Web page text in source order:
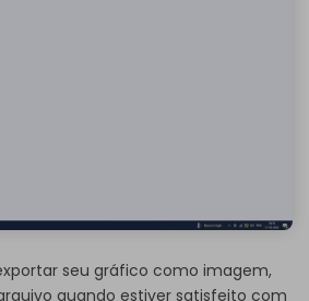
seu gráfico como imagem,
quando estiver satisfeito com